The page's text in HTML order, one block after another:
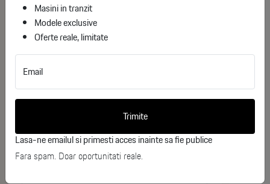
Proiectoare de ceață LED
Bare de protecție față și spate în culoarea caroseriei
Grilă frontală superioară și inferioară neagră
Manere exterioare portiere în culoarea caroseriei
electric
Toyota Yaris Cross Business?
Complete the form below, and one of our
Nume
Prenume
Masini in tranzit
Modele exclusive
Oferte reale, limitate
Email
Trimite
Lasa-ne emailul si primesti acces inainte sa fie publice
Fara spam. Doar oportunitati reale.